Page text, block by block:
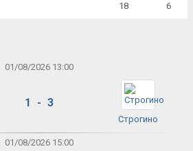
18 6
01/08/2026 13:00
1 - 3
Строгино
01/08/2026 15:00